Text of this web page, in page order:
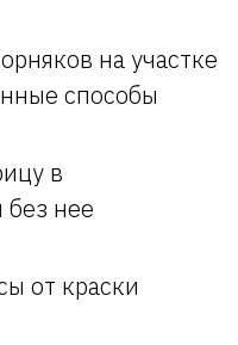
на участке
способы
в
нее
от краски